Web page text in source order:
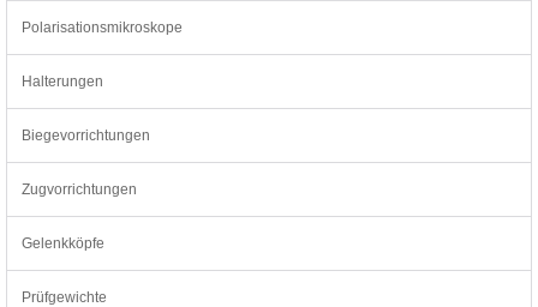
Polarisationsmikroskope
Halterungen
Biegevorrichtungen
Zugvorrichtungen
Gelenkköpfe
Prüfgewichte